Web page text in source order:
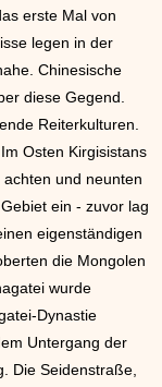
erste Mal von
legen in der
Chinesische
diese Gegend.
Reiterkulturen.
Osten Kirgisistans
und neunten
ein - zuvor lag
eigenständigen
die Mongolen
wurde
Dynastie
Untergang der
Die Seidenstraße,